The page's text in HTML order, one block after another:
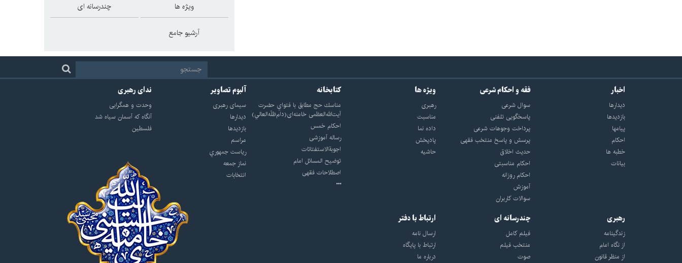
ویژه ها چندرسانه ای
آرشیو جامع
اخبار
دیدارها
بازديدها
پيامها
احكام
خطبه ها
بیانات
فقه و احکام شرعی
سوال شرعی
پاسخگویی تلفنی
پرداخت وجوهات شرعی
پرسش و پاسخ منتخب فقهی
حدیث اخلاق
احکام مناسبتی
احکام روزانه
آموزش
سوالات کاربران
ویژه ها
رهبری
مناسبت
داده نما
پادپخش
حاشیه
کتابخانه
مناسك حج مطابق با فتواي حضرت
آيت‌الله‌العظمى خامنه‌اى(دام‌ظلّه‌العالي)
احکام خمس
رساله آموزشی
اجوبة‌الاستفتائات
توضيح المسائل امام
اصطلاحات فقهى
آلبوم تصاویر
سيماى رهبرى
ديدارها
بازديدها
مراسم
رياست جمهوري
نماز جمعه
انتخابات
ندای رهبری
وحدت و همگرایی
آنگاه که آسمان سیاه شد
فلسطین
رهبری
زندگینامه
از نگاه امام
از منظر قانون
چندرسانه ای
فیلم کامل
منتخب فیلم
صوت
ارتباط با دفتر
ارسال نامه
ارتباط با پایگاه
درباره ما